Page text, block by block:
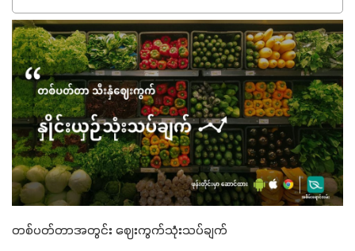
တစ်ပတ်တာအတွင်း ဈေးကွက်သုံးသပ်ချက်